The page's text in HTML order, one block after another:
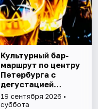
Культурный бар-
маршрут по центру
Петербурга с
дегустацией
питерских настоек
19 сентября 2026 •
суббота